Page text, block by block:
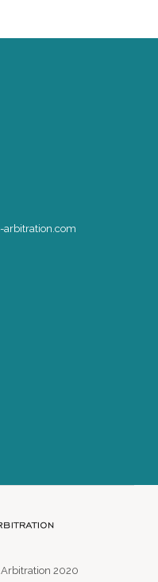
arbitration.com
2020